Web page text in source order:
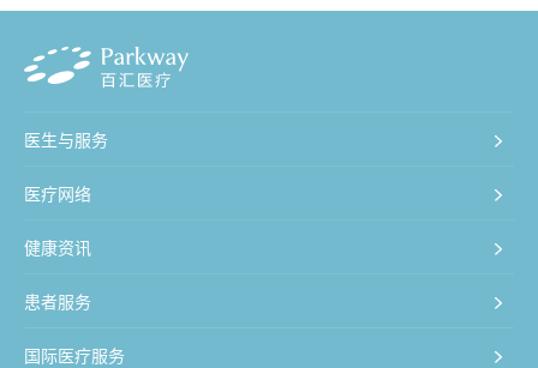
医生与服务
医疗网络
健康资讯
患者服务
国际医疗服务